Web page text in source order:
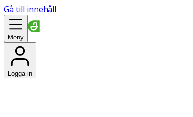
Gå till innehåll
Meny
Logga in